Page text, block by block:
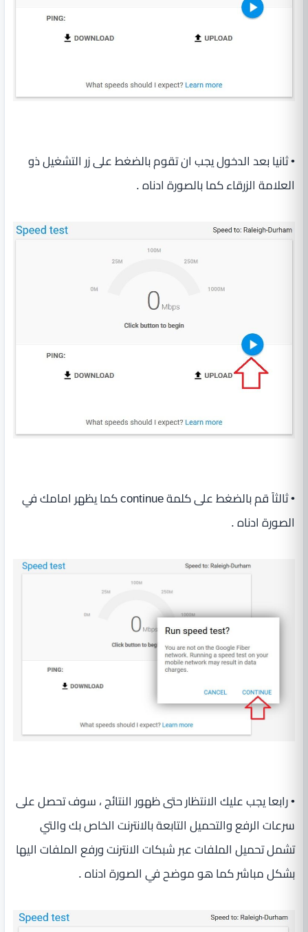
• ثانيا بعد الدخول يجب ان تقوم بالضغط على زر التشغيل ذو
العلامة الزرقاء كما بالصورة ادناه .
• ثالثاً قم بالضغط على كلمة continue كما يظهر امامك في
الصورة ادناه .
• رابعا يجب عليك الانتظار حتى ظهور النتائج ، سوف تحصل على
سرعات الرفع والتحميل التابعة بالانترنت الخاص بك والتي
تشمل تحميل الملفات عبر شبكات الانترنت ورفع الملفات اليها
بشكل مباشر كما هو موضح في الصورة ادناه .